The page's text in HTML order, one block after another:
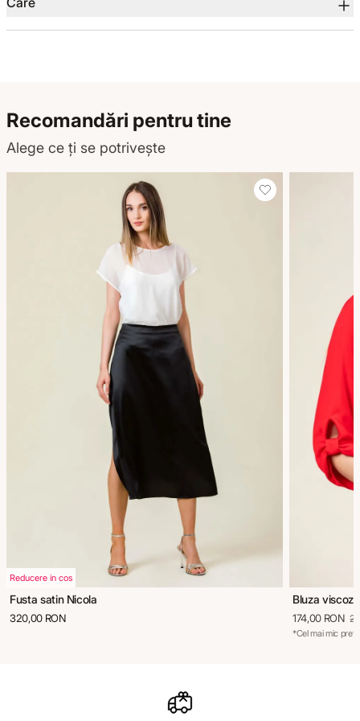
Recomandări pentru tine
Alege ce ți se potrivește
Reducere in cos
Fusta satin Nicola
320,00 RON
Bluza
174,00 RON
*Cel mai mic preț